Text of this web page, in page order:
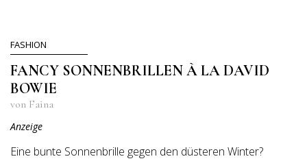
FASHION
FANCY SONNENBRILLEN À LA DAVID
BOWIE
von Faina
Anzeige
Eine bunte Sonnenbrille gegen den düsteren Winter?